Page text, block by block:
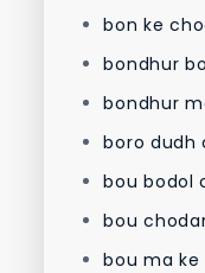
bon ke
bondhur
bondhur
boro dudh
bou bodol
bou
bou ma